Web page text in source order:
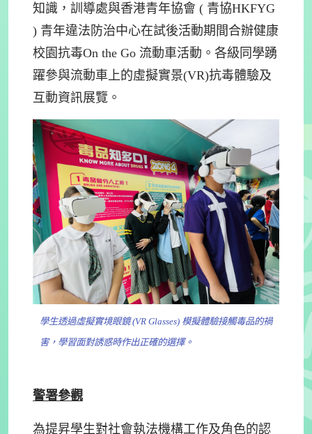
知識，訓導處與香港青年協會 ( 青協HKFYG
) 青年違法防治中心在試後活動期間合辦健康
校園抗毒On the Go 流動車活動。各級同學踴
躍參與流動車上的虛擬實景(VR)抗毒體驗及
互動資訊展覽。
學生透過虛擬實境眼鏡 (VR Glasses) 模擬體驗接觸毒品的禍
害，學習面對誘惑時作出正確的選擇。
警署參觀
為提昇學生對社會執法機構工作及角色的認